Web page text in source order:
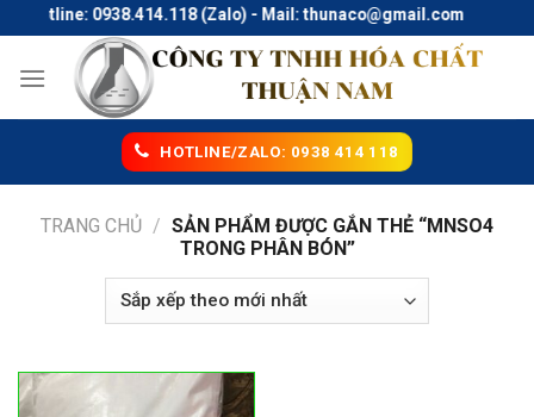
to
content
Hotline: 0938.414.118 (Zalo) - Mail: thunaco@gmail.com
HOTLINE/ZALO: 0938 414 118
TRANG CHỦ / SẢN PHẨM ĐƯỢC GẮN THẺ “MNSO4
TRONG PHÂN BÓN”